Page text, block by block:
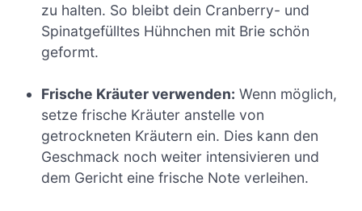
zu halten. So bleibt dein Cranberry- und
Spinatgefülltes Hühnchen mit Brie schön
geformt.
Frische Kräuter verwenden: Wenn möglich,
setze frische Kräuter anstelle von
getrockneten Kräutern ein. Dies kann den
Geschmack noch weiter intensivieren und
dem Gericht eine frische Note verleihen.